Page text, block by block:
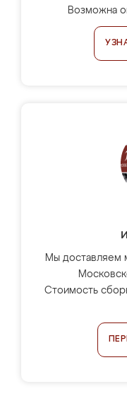
Возможна
Мы доставляем
Стоимость